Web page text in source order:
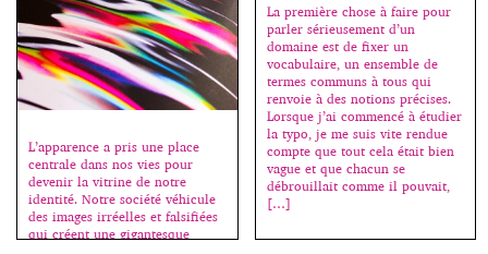
L’apparence a pris une place
centrale dans nos vies pour
devenir la vitrine de notre
identité. Notre société véhicule
des images irréelles et falsifiées
qui créent une gigantesque
La première chose à faire pour
parler sérieusement d’un
domaine est de fixer un
vocabulaire, un ensemble de
termes communs à tous qui
renvoie à des notions précises.
Lorsque j’ai commencé à étudier
la typo, je me suis vite rendue
compte que tout cela était bien
vague et que chacun se
débrouillait comme il pouvait,
[…]